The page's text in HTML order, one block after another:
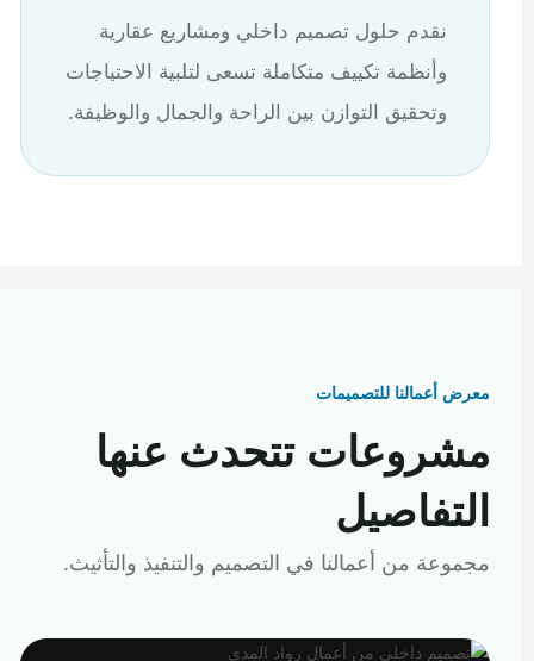
نقدم حلول تصميم داخلي ومشاريع عقارية
وأنظمة تكييف متكاملة تسعى لتلبية الاحتياجات
وتحقيق التوازن بين الراحة والجمال والوظيفة.
معرض أعمالنا للتصميمات
مشروعات تتحدث عنها
التفاصيل
مجموعة من أعمالنا في التصميم والتنفيذ والتأثيث.